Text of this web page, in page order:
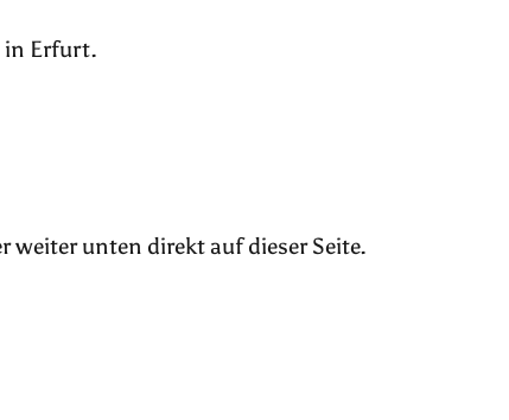
in Erfurt.
weiter unten direkt auf dieser Seite.